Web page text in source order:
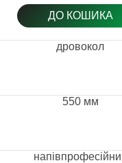
ДО КОШИКА
дровокол
550 мм